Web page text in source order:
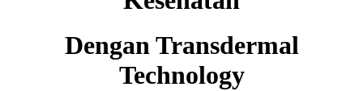
Dengan Transdermal
Technology